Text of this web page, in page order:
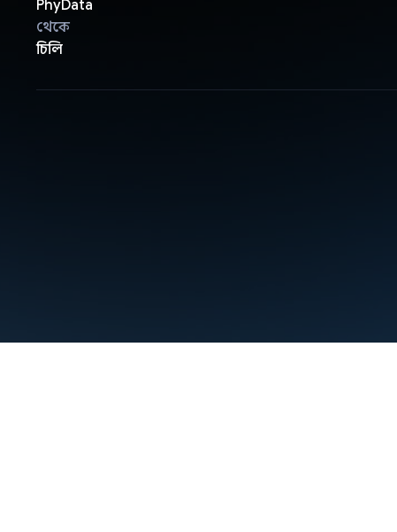
PhyData
থেকে
চিলি